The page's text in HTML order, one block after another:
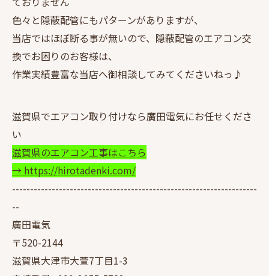
色々と隠蔽配管にもパターンがありますが、
当店ではほぼ断る事が無いので、隠蔽配管のエアコン交
換でお困りのお客様は、
作業実績豊富な当店へ御相談してみてくださいねっ♪
滋賀県でエアコン取り付けなら廣田電気にお任せくださ
い
滋賀県のエアコン工事はこちら
→ https://hirotadenki.com/
--------------------------------------------------------------------
--
廣田電気
〒520-2144
滋賀県大津市大萱7丁目1-3